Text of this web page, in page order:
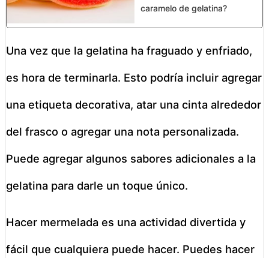
caramelo de gelatina?
Una vez que la gelatina ha fraguado y enfriado,
es hora de terminarla. Esto podría incluir agregar
una etiqueta decorativa, atar una cinta alrededor
del frasco o agregar una nota personalizada.
Puede agregar algunos sabores adicionales a la
gelatina para darle un toque único.
Hacer mermelada es una actividad divertida y
fácil que cualquiera puede hacer. Puedes hacer